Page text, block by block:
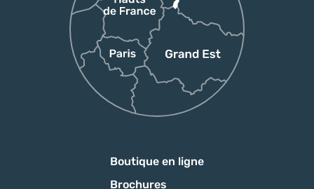
Boutique en ligne
Brochures